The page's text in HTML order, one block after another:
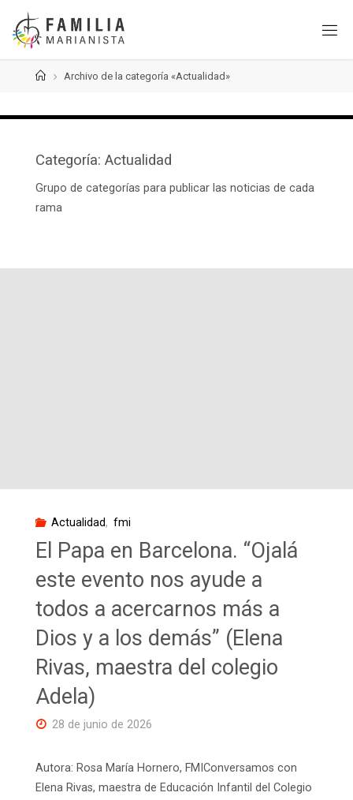
Saltar
contenido
PáginaArchivo de la categoría «Actualidad»
Categoría: Actualidad
Grupo de categorías para publicar las noticias de cada
rama
Actualidad, fmi
El Papa en Barcelona. “Ojalá
este evento nos ayude a
todos a acercarnos más a
Dios y a los demás” (Elena
Rivas, maestra del colegio
Adela)
28 de junio de 2026
Autora: Rosa María Hornero, FMIConversamos con
Elena Rivas, maestra de Educación Infantil del Colegio